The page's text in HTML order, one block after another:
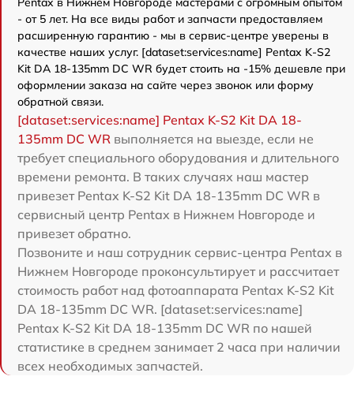
- от 5 лет. На все виды работ и запчасти предоставляем
расширенную гарантию - мы в сервис-центре уверены в
качестве наших услуг. [dataset:services:name] Pentax K-S2
Kit DA 18-135mm DC WR будет стоить на -15% дешевле при
оформлении заказа на сайте через звонок или форму
обратной связи.
[dataset:services:name] Pentax K-S2 Kit DA 18-
135mm DC WR выполняется на выезде, если не
требует специального оборудования и длительного
времени ремонта. В таких случаях наш мастер
привезет Pentax K-S2 Kit DA 18-135mm DC WR в
сервисный центр Pentax в Нижнем Новгороде и
привезет обратно.
Позвоните и наш сотрудник сервис-центра Pentax в
Нижнем Новгороде проконсультирует и рассчитает
стоимость работ над фотоаппарата Pentax K-S2 Kit
DA 18-135mm DC WR. [dataset:services:name]
Pentax K-S2 Kit DA 18-135mm DC WR по нашей
статистике в среднем занимает 2 часа при наличии
всех необходимых запчастей.